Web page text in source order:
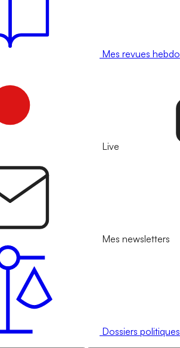
Mes revues hebdo
Live
Mes newsletters
Dossiers politiques